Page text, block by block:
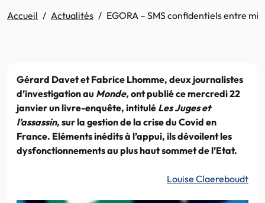
Accueil Actualités EGORA – SMS confidentiels entre
Gérard Davet et Fabrice Lhomme, deux journalistes
d’investigation au Monde,ont publié ce mercredi 22
janvier un livre-enquête, intitulé Les Juges et
l’assassin,sur la gestion de la crise du Covid en
France. Eléments inédits à l’appui, ils dévoilent les
dysfonctionnements au plus haut sommet de l’Etat.
Louise Claereboudt